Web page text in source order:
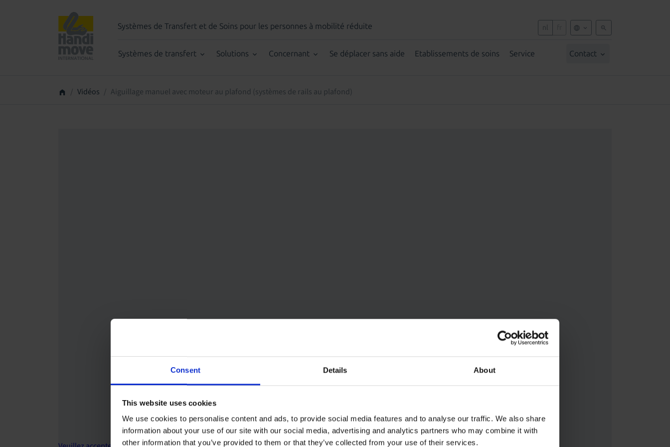
Consent Details About
This website uses cookies
We use cookies to personalise content and ads, to provide social media features and to analyse our traffic. We also share
information about your use of our site with our social media, advertising and analytics partners who may combine it with
other information that you’ve provided to them or that they’ve collected from your use of their services.
Systèmes de Transfert et de Soins pour les personnes à mobilité réduite nl
Systèmes de transfert Solutions Concernant Se déplacer sans aide Etablissements de soins Service Contact
Vidéos Aiguillage manuel avec moteur au plafond (systèmes de rails au plafond)